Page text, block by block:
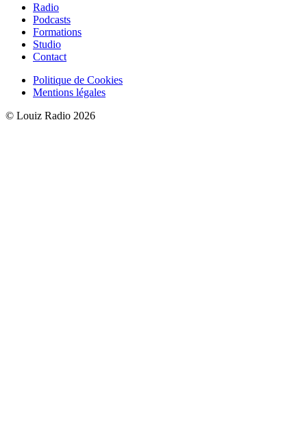
Radio
Podcasts
Formations
Studio
Contact
Politique de Cookies
Mentions légales
© Louiz Radio 2026